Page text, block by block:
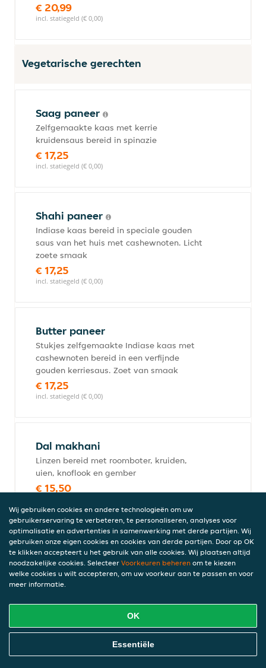
€ 20,99
incl. statiegeld (€ 0,00)
Vegetarische gerechten
Saag paneer
Zelfgemaakte kaas met kerrie
kruidensaus bereid in spinazie
€ 17,25
incl. statiegeld (€ 0,00)
Shahi paneer
Indiase kaas bereid in speciale gouden
saus van het huis met cashewnoten. Licht
zoete smaak
€ 17,25
incl. statiegeld (€ 0,00)
Butter paneer
Stukjes zelfgemaakte Indiase kaas met
cashewnoten bereid in een verfijnde
gouden kerriesaus. Zoet van smaak
€ 17,25
incl. statiegeld (€ 0,00)
Dal makhani
Linzen bereid met roomboter, kruiden,
uien, knoflook en gember
€ 15,50
Aloo mutter
€ 15,50
incl. statiegeld (€ 0,00)
Paneer korma (mild)
Online Eten Bestellen
Wij gebruiken cookies en andere technologieën om uw
gebruikerservaring te verbeteren, te personaliseren, analyses voor
optimalisatie en advertenties in samenwerking met derde partijen. Wij
gebruiken onze eigen cookies en cookies van derde partijen. Door op OK
te klikken accepteert u het gebruik van alle cookies. Wij plaatsen altijd
noodzakelijke cookies. Selecteer Voorkeuren beheren om te kiezen
welke cookies u wilt accepteren, om uw voorkeur aan te passen en voor
meer informatie.
OK
Essentiële